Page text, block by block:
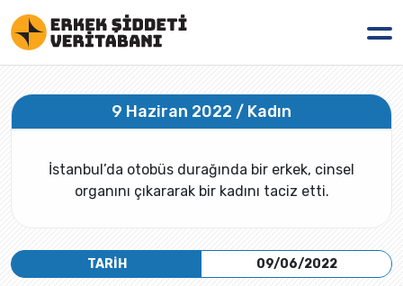
9 Haziran 2022 / Kadın
İstanbul’da otobüs durağında bir erkek, cinsel
organını çıkararak bir kadını taciz etti.
TARİH 09/06/2022